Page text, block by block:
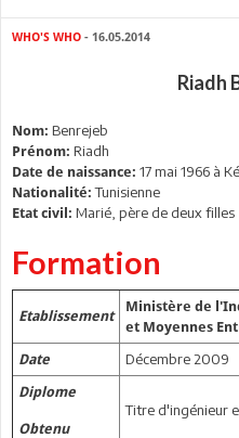
WHO'S WHO - 16.05.2014
Riadh
Nom: Benrejeb
Prénom: Riadh
Date de naissance: 17 mai 1966 à
Nationalité: Tunisienne
Etat civil: Marié, père de deux filles
Formation
Etablissement
Ministère de
et Moyennes
Date
Décembre 2009
Diplome
Obtenu
Titre d'ingénieur